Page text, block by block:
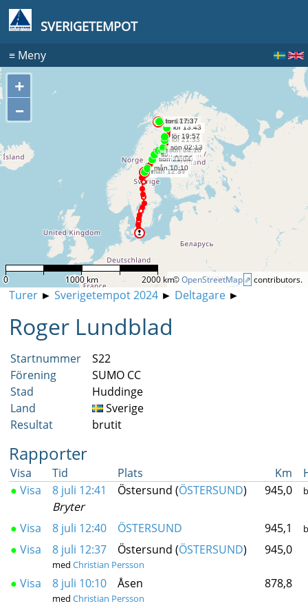
SVERIGETEMPOT
≡Meny
+
–
©OpenStreetMap contributors.
0 1000 km 2000 km
Turer► Sverigetempot 2024► Deltagare►
Roger Lundblad
Startnummer
S22
Förening
SUMO CC
Stad
Huddinge
Land
Sverige
Resultat
brutit
Rapporter
Visa Tid Plats Km
● Visa 8 juli 12:41 Östersund (ÖSTERSUND) 945,0
Bryter
● Visa 8 juli 12:40 ÖSTERSUND 945,1
● Visa 8 juli 12:37 Östersund (ÖSTERSUND) 945,0
med Christian Persson
● Visa 8 juli 10:10 Åsen 878,8
med Christian Persson